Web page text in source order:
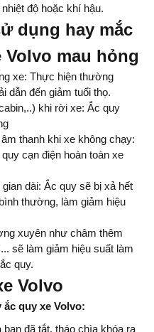
độ hoặc khí hậu.
dụng hay mắc
Volvo mau hỏng
xe: Thực hiện thường
dẫn đến giảm tuổi thọ.
khi rời xe: Ắc quy
thanh khi xe không chạy:
cạn điện hoàn toàn xe
dài: Ắc quy sẽ bị xả hết
thường, làm giảm hiệu
xuyên như châm thêm
sẽ làm giảm hiệu suất làm
quy.
Volvo
ắc quy xe Volvo:
đã tắt, tháo chìa khóa ra